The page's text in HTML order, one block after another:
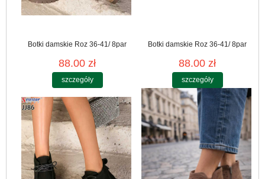
Botki damskie Roz 36-41/ 8par
88.00 zł
szczegóły
Botki damskie Roz 36-41/ 8par
88.00 zł
szczegóły